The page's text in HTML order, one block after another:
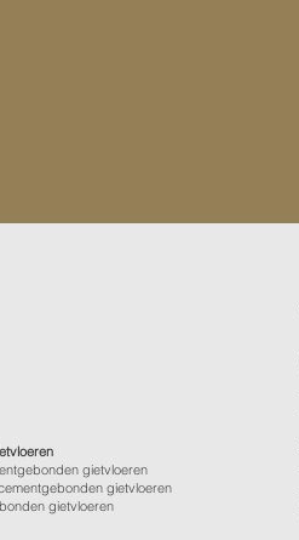
gietvloeren
gietvloeren
gietvloeren